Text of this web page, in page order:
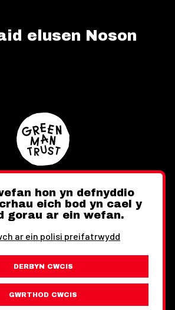
elusen Noson
Instagram
Gwybodaeth Cyfreithiol
© Hawlfraint 2026
hon yn defnyddio
eich bod yn cael y
gorau ar ein wefan.
ar ein polisi preifatrwydd
DERBYN CWCIS
GWRTHOD CWCIS